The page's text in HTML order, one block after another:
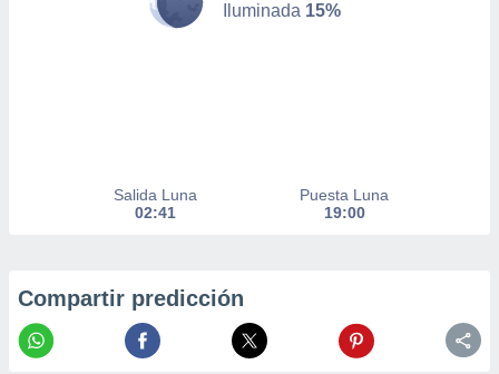
un
o acceder
Iluminada 15%
Salida Luna
02:41
Puesta Luna
19:00
Compartir predicción